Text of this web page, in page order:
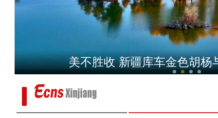
打卡博物馆 遗迹中领略
美不胜收 新疆库车金色胡杨